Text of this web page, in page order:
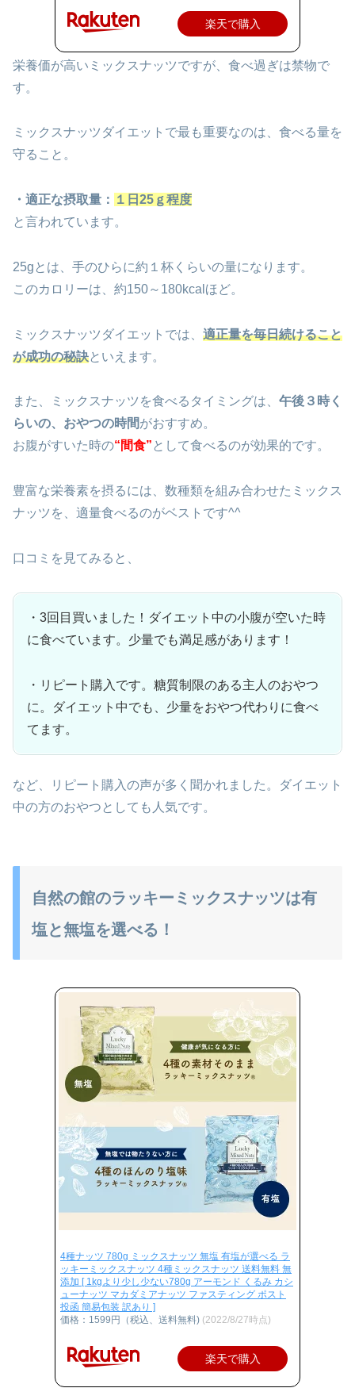
楽天で購入
栄養価が高いミックスナッツですが、食べ過ぎは禁物で
す。
ミックスナッツダイエットで最も重要なのは、食べる量を
守ること。
・適正な摂取量： １日25ｇ程度
と言われています。
25gとは、手のひらに約１杯くらいの量になります。
このカロリーは、約150～180kcalほど。
ミックスナッツダイエットでは、 適正量を毎日続けること
が成功の秘訣といえます。
また、ミックスナッツを食べるタイミングは、 午後３時く
らいの、おやつの時間がおすすめ。
お腹がすいた時の“間食” として食べるのが効果的です。
豊富な栄養素を摂るには、数種類を組み合わせたミックス
ナッツを、適量食べるのがベストです^^
口コミを見てみると、
・3回目買いました！ダイエット中の小腹が空いた時
に食べています。少量でも満足感があります！
・リピート購入です。糖質制限のある主人のおやつ
に。ダイエット中でも、少量をおやつ代わりに食べ
てます。
など、リピート購入の声が多く聞かれました。ダイエット
中の方のおやつとしても人気です。
自然の館のラッキーミックスナッツは有
塩と無塩を選べる！
4種ナッツ 780g ミックスナッツ 無塩 有塩が選べる ラ
ッキーミックスナッツ 4種ミックスナッツ 送料無料 無
添加 [ 1kgより少し少ない780g アーモンド くるみ カシ
ューナッツ マカダミアナッツ ファスティング ポスト
投函 簡易包装 訳あり ]
価格：1599円（税込、送料無料) (2022/8/27時点)
楽天で購入